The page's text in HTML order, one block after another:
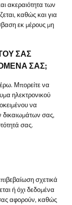
ακεραιότητα των
καθώς και για
εκ μέρους μη
ΣΑΣ
ΣΑΣ;
Μπορείτε να
ηλεκτρονικού
να
δικαιωμάτων σας,
σας.
σχετικά
ή όχι δεδομένα
αφορούν, καθώς